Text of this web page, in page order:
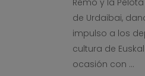
Remo y la
de Urdaibai,
impulso a los
cultura de
ocasión con